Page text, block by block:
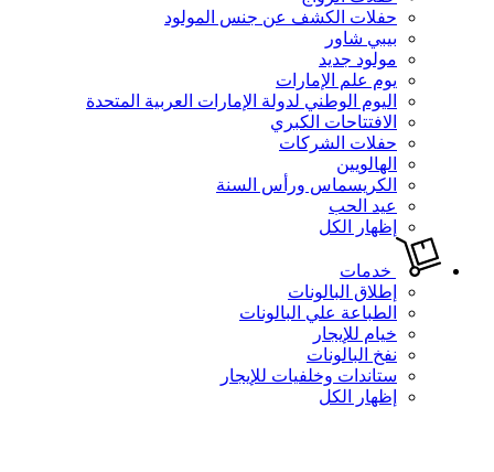
حفلات الكشف عن جنس المولود
بيبي شاور
مولود جديد
يوم علم الإمارات
اليوم الوطني لدولة الإمارات العربية المتحدة
الافتتاحات الكبري
حفلات الشركات
الهالويين
الكريسماس ورأس السنة
عيد الحب
إظهار الكل
خدمات
إطلاق البالونات
الطباعة علي البالونات
خيام للإيجار
نفخ البالونات
ستاندات وخلفيات للإيجار
إظهار الكل